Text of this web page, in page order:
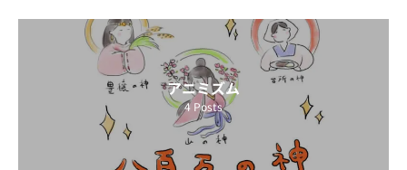
アニミズム
4 Posts